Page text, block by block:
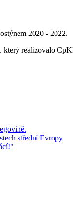
2020 - 2022.
realizovalo
střední Evropy